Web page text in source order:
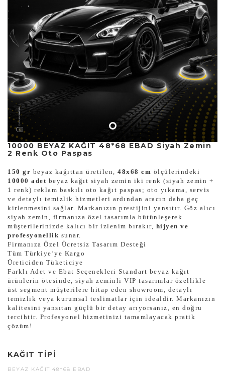
10000 BEYAZ KAĞIT 48*68 EBAD Siyah Zemin
2 Renk Oto Paspas
150 gr beyaz kağıttan üretilen, 48x68 cm ölçülerindeki
10000 adet beyaz kağıt siyah zemin iki renk (siyah zemin +
1 renk) reklam baskılı oto kağıt paspas; oto yıkama, servis
ve detaylı temizlik hizmetleri ardından aracın daha geç
kirlenmesini sağlar. Markanızın prestijini yansıtır. Göz alıcı
siyah zemin, firmanıza özel tasarımla bütünleşerek
müşterilerinizde kalıcı bir izlenim bırakır, hijyen ve
profesyonellik sunar.
Firmanıza Özel Ücretsiz Tasarım Desteği
Tüm Türkiye’ye Kargo
Üreticiden Tüketiciye
Farklı Adet ve Ebat Seçenekleri Standart beyaz kağıt
ürünlerin ötesinde, siyah zeminli VIP tasarımlar özellikle
üst segment müşterilere hitap eden showroom, detaylı
temizlik veya kurumsal teslimatlar için idealdir. Markanızın
kalitesini yansıtan güçlü bir detay arıyorsanız, en doğru
tercihtir. Profesyonel hizmetinizi tamamlayacak pratik
çözüm!
KAĞIT TIPI
BEYAZ KAĞIT 48*68 EBAD